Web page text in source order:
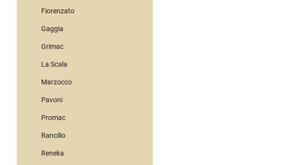
Fiorenzato
Gaggia
Grimac
La Scala
Marzocco
Pavoni
Promac
Rancilio
Reneka